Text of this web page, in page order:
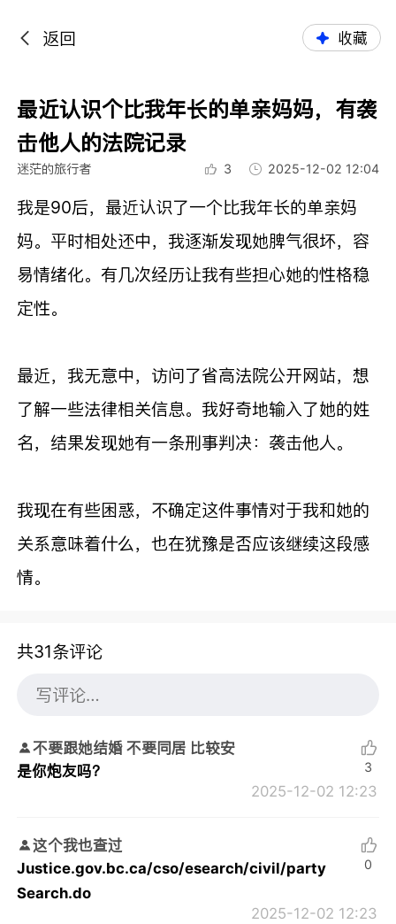
返回 收藏
最近认识个比我年长的单亲妈妈，有袭
击他人的法院记录
迷茫的旅行者 3 2025-12-02 12:04
我是90后，最近认识了一个比我年长的单亲妈
妈。平时相处还中，我逐渐发现她脾气很坏，容
易情绪化。有几次经历让我有些担心她的性格稳
定性。
最近，我无意中，访问了省高法院公开网站，想
了解一些法律相关信息。我好奇地输入了她的姓
名，结果发现她有一条刑事判决：袭击他人。
我现在有些困惑，不确定这件事情对于我和她的
关系意味着什么，也在犹豫是否应该继续这段感
情。
共31条评论
不要跟她结婚 不要同居 比较安
是你炮友吗？
2025-12-02 12:23
3
这个我也查过
Justice.gov.bc.ca/cso/esearch/civil/party
Search.do
2025-12-02 12:23
0